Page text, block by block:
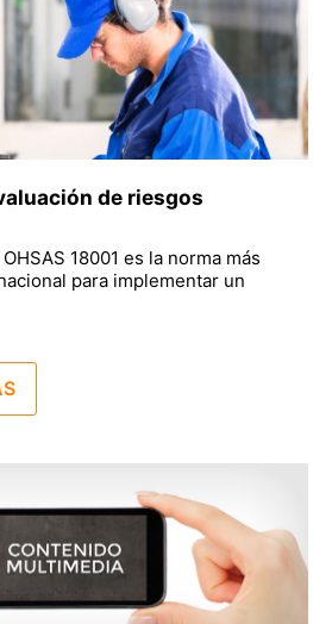
de riesgos
18001 es la norma más
para implementar un